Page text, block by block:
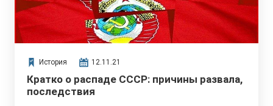
История 12.11.21
Кратко о распаде СССР: причины развала,
последствия